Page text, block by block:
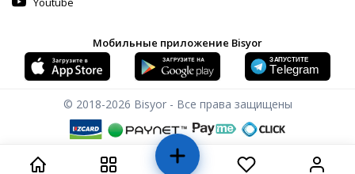
Мобильные приложение Bisyor
© 2018-2026 Bisyor - Все права защищены